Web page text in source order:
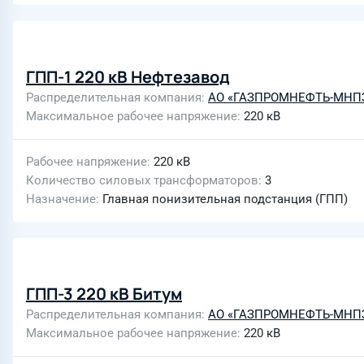
ГПП-1 220 кВ Нефтезавод
Распределительная компания АО «ГАЗПРОМНЕФТЬ-
Максимальное рабочее напряжение 220 кВ
Рабочее напряжение 220 кВ
Количество силовых трансформаторов 3
Назначение Главная понизительная подстанция (ГПП)
ГПП-3 220 кВ Битум
Распределительная компания АО «ГАЗПРОМНЕФТЬ-
Максимальное рабочее напряжение 220 кВ